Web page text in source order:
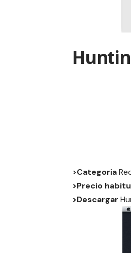
>Categoria
>Precio
>Descargar